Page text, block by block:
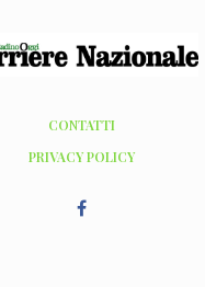
CONTATTI
PRIVACY POLICY